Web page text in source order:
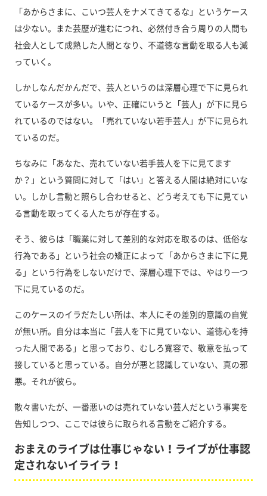
「あからさまに、こいつ芸人をナメてきてるな」というケース
は少ない。また芸歴が進むにつれ、必然付き合う周りの人間も
社会人として成熟した人間となり、不道徳な言動を取る人も減
っていく。
しかしなんだかんだで、芸人というのは深層心理で下に見られ
ているケースが多い。いや、正確にいうと「芸人」が下に見ら
れているのではない。「売れていない若手芸人」が下に見られ
ているのだ。
ちなみに「あなた、売れていない若手芸人を下に見てます
か？」という質問に対して「はい」と答える人間は絶対にいな
い。しかし言動と照らし合わせると、どう考えても下に見てい
る言動を取ってくる人たちが存在する。
そう、彼らは「職業に対して差別的な対応を取るのは、低俗な
行為である」という社会の矯正によって「あからさまに下に見
る」という行為をしないだけで、深層心理下では、やはり一つ
下に見ているのだ。
このケースのイラだたしい所は、本人にその差別的意識の自覚
が無い所。自分は本当に「芸人を下に見ていない、道徳心を持
った人間である」と思っており、むしろ寛容で、敬意を払って
接していると思っている。自分が悪と認識していない、真の邪
悪。それが彼ら。
散々書いたが、一番悪いのは売れていない芸人だという事実を
告知しつつ、ここでは彼らに取られる言動をご紹介する。
おまえのライブは仕事じゃない！ライブが仕事認
定されないイライラ！